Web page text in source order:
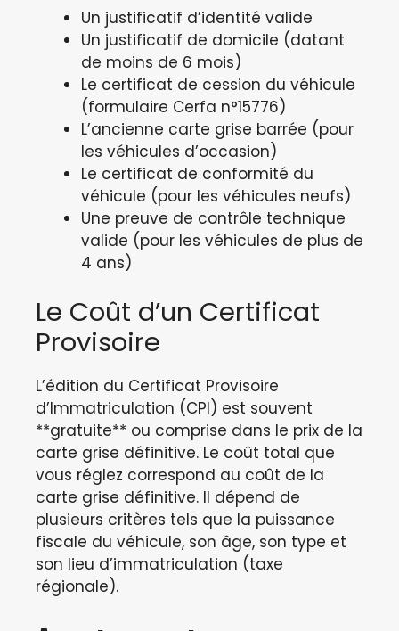
Un justificatif d’identité valide
Un justificatif de domicile (datant
de moins de 6 mois)
Le certificat de cession du véhicule
(formulaire Cerfa n°15776)
L’ancienne carte grise barrée (pour
les véhicules d’occasion)
Le certificat de conformité du
véhicule (pour les véhicules neufs)
Une preuve de contrôle technique
valide (pour les véhicules de plus de
4 ans)
Le Coût d’un Certificat
Provisoire
L’édition du Certificat Provisoire
d’Immatriculation (CPI) est souvent
**gratuite** ou comprise dans le prix de la
carte grise définitive. Le coût total que
vous réglez correspond au coût de la
carte grise définitive. Il dépend de
plusieurs critères tels que la puissance
fiscale du véhicule, son âge, son type et
son lieu d’immatriculation (taxe
régionale).